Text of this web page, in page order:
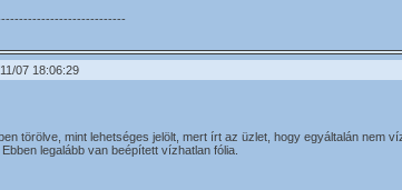
07 18:06:29
törölve, mint lehetséges jelölt, mert írt az üzlet, hogy egyáltalán nem
legalább van beépített vízhatlan fólia.